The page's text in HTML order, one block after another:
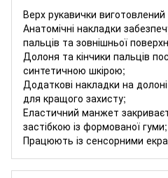
Верх рукавички виготовлений
Анатомічні накладки
пальців та зовнішньої
Долоня та кінчики пальців
синтетичною шкірою;
Додаткові накладки на долоні
для кращого захисту;
Еластичний манжет
застібкою із формованої гуми;
Працюють із сенсорними